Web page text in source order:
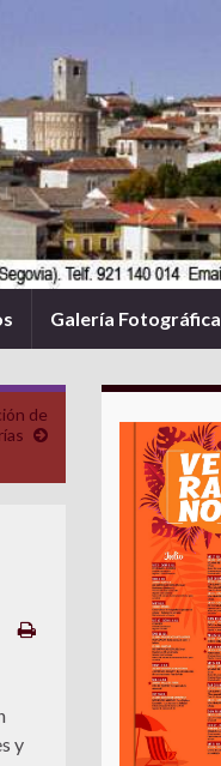
Galería Fotográfica
de
y